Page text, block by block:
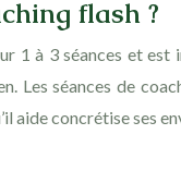
flash ?
1 à 3 séances et est
Les séances de
aide concrétise ses